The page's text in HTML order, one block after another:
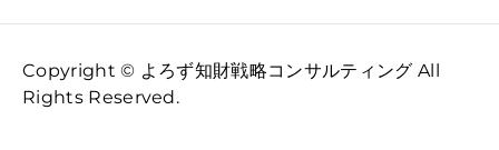
Copyright © よろず知財戦略コンサルティング All
Rights Reserved.